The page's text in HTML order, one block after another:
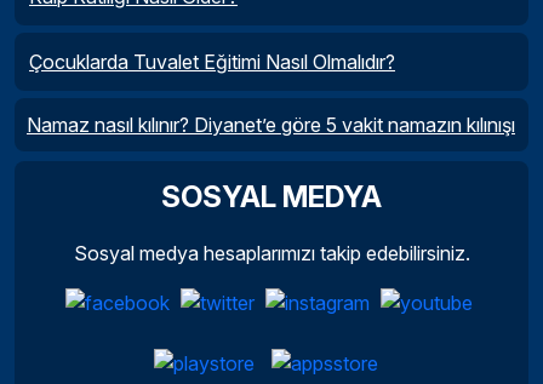
Çocuklarda Tuvalet Eğitimi Nasıl Olmalıdır?
Namaz nasıl kılınır? Diyanet’e göre 5 vakit namazın kılınışı
SOSYAL MEDYA
Sosyal medya hesaplarımızı takip edebilirsiniz.